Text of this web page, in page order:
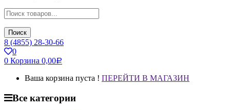
Поиск
8 (4855) 28-30-66
0
0 Корзина 0,00Р
Ваша корзина пуста ! ПЕРЕЙТИ В МАГАЗИН
Все категории